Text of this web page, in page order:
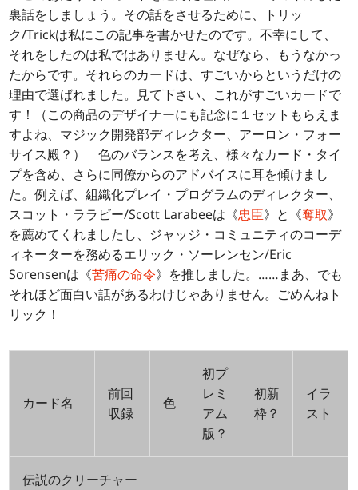
裏話をしましょう。その話をさせるために、トリッ
ク/Trickは私にこの記事を書かせたのです。不幸にして、
それをしたのは私ではありません。なぜなら、もうなかっ
たからです。それらのカードは、すごいからというだけの
理由で選ばれました。見て下さい、これがすごいカードで
す！（この商品のデザイナーにも記念に１セットもらえま
すよね、マジック開発部ディレクター、アーロン・フォー
サイス殿？） 色のバランスを考え、様々なカード・タイ
プを含め、さらに同僚からのアドバイスに耳を傾けまし
た。例えば、組織化プレイ・プログラムのディレクター、
スコット・ララビー/Scott Larabeeは《忠臣》と《奪取》
を薦めてくれましたし、ジャッジ・コミュニティのコーデ
ィネーターを務めるエリック・ソーレンセン/Eric
Sorensenは《苦痛の命令》を推しました。……まあ、でも
それほど面白い話があるわけじゃありません。ごめんねト
リック！
カード名
前回
収録
色
初プ
レミ
アム
版？
初新
枠？
イラ
スト
伝説のクリーチャー